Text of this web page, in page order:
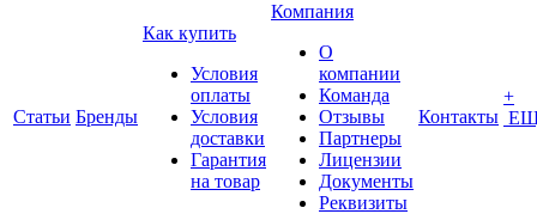
Статьи Бренды
Как купить
Условия
оплаты
Условия
доставки
Гарантия
на товар
Компания
О
компании
Команда
Отзывы
Партнеры
Лицензии
Документы
Реквизиты
Контакты
+